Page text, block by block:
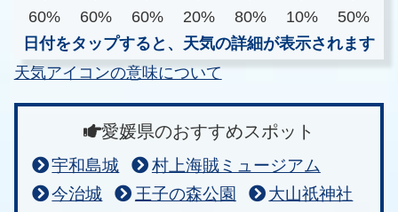
60%
60% 60% 20% 80% 10%
50%
日付をタップすると、天気の詳細が表示されます
天気アイコンの意味について
愛媛県のおすすめスポット
宇和島城
村上海賊ミュージアム
今治城
王子の森公園
大山祇神社